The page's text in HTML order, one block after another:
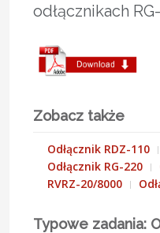
odłącznikach
Zobacz także
Odłącznik RDZ-110
Odłącznik RG-220
RVRZ-20/8000
Typowe zadania: